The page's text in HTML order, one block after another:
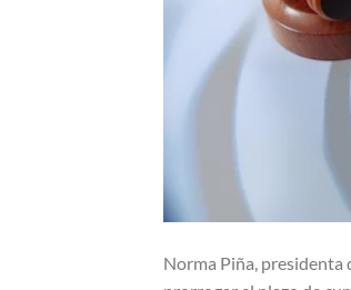
Norma Piña, presidenta